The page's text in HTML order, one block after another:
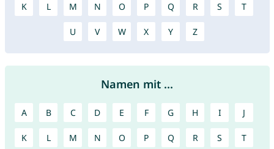
K L M N O P Q R S T
U V W X Y Z
Namen mit ...
A B C D E F G H I J
K L M N O P Q R S T